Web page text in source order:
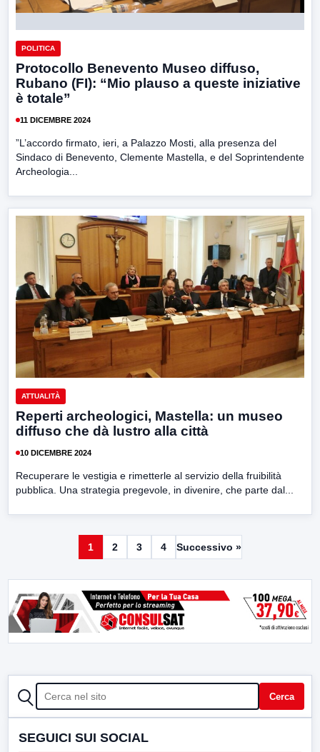
POLITICA
Protocollo Benevento Museo diffuso,
Rubano (FI): “Mio plauso a queste iniziative
è totale”
11 DICEMBRE 2024
”L’accordo firmato, ieri, a Palazzo Mosti, alla presenza del
Sindaco di Benevento, Clemente Mastella, e del Soprintendente
Archeologia...
ATTUALITÀ
Reperti archeologici, Mastella: un museo
diffuso che dà lustro alla città
10 DICEMBRE 2024
Recuperare le vestigia e rimetterle al servizio della fruibilità
pubblica. Una strategia pregevole, in divenire, che parte dal...
1 2 3 4 Successivo »
CERCA Cerca
SEGUICI SUI SOCIAL